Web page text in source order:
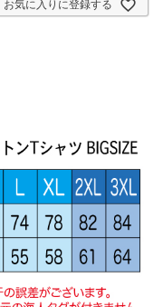
お気に入りに登録する